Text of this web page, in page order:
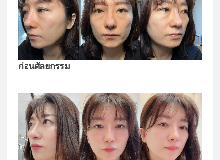
แผนกศัลยกรรมจุดซ่อนเร้น
เครื่องสำอาง
let-me-in
แนะนำโรงพยาบาลไอดี
Real Selfie Review
ก่อนศัลยกรรม
.